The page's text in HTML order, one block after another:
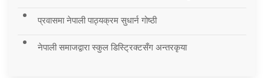
प्रवासमा नेपाली पाठ्यक्रम सुधार्न गोष्ठी
नेपाली समाजद्वारा स्कुल डिस्ट्रिक्टसँग अन्तरकृया